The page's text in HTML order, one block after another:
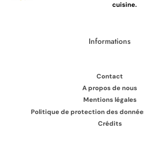
cuisine.
Informations
Contact
A propos de nous
Mentions légales
Politique de protection des
Crédits